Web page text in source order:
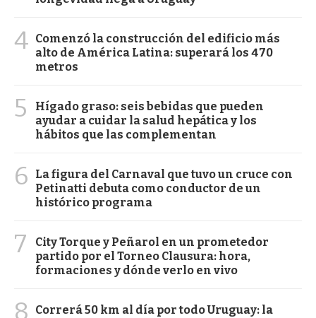
4 Comenzó la construcción del edificio más
alto de América Latina: superará los 470
metros
5
Hígado graso: seis bebidas que pueden
ayudar a cuidar la salud hepática y los
hábitos que las complementan
6
La figura del Carnaval que tuvo un cruce con
Petinatti debuta como conductor de un
histórico programa
7
City Torque y Peñarol en un prometedor
partido por el Torneo Clausura: hora,
formaciones y dónde verlo en vivo
8
Correrá 50 km al día por todo Uruguay: la